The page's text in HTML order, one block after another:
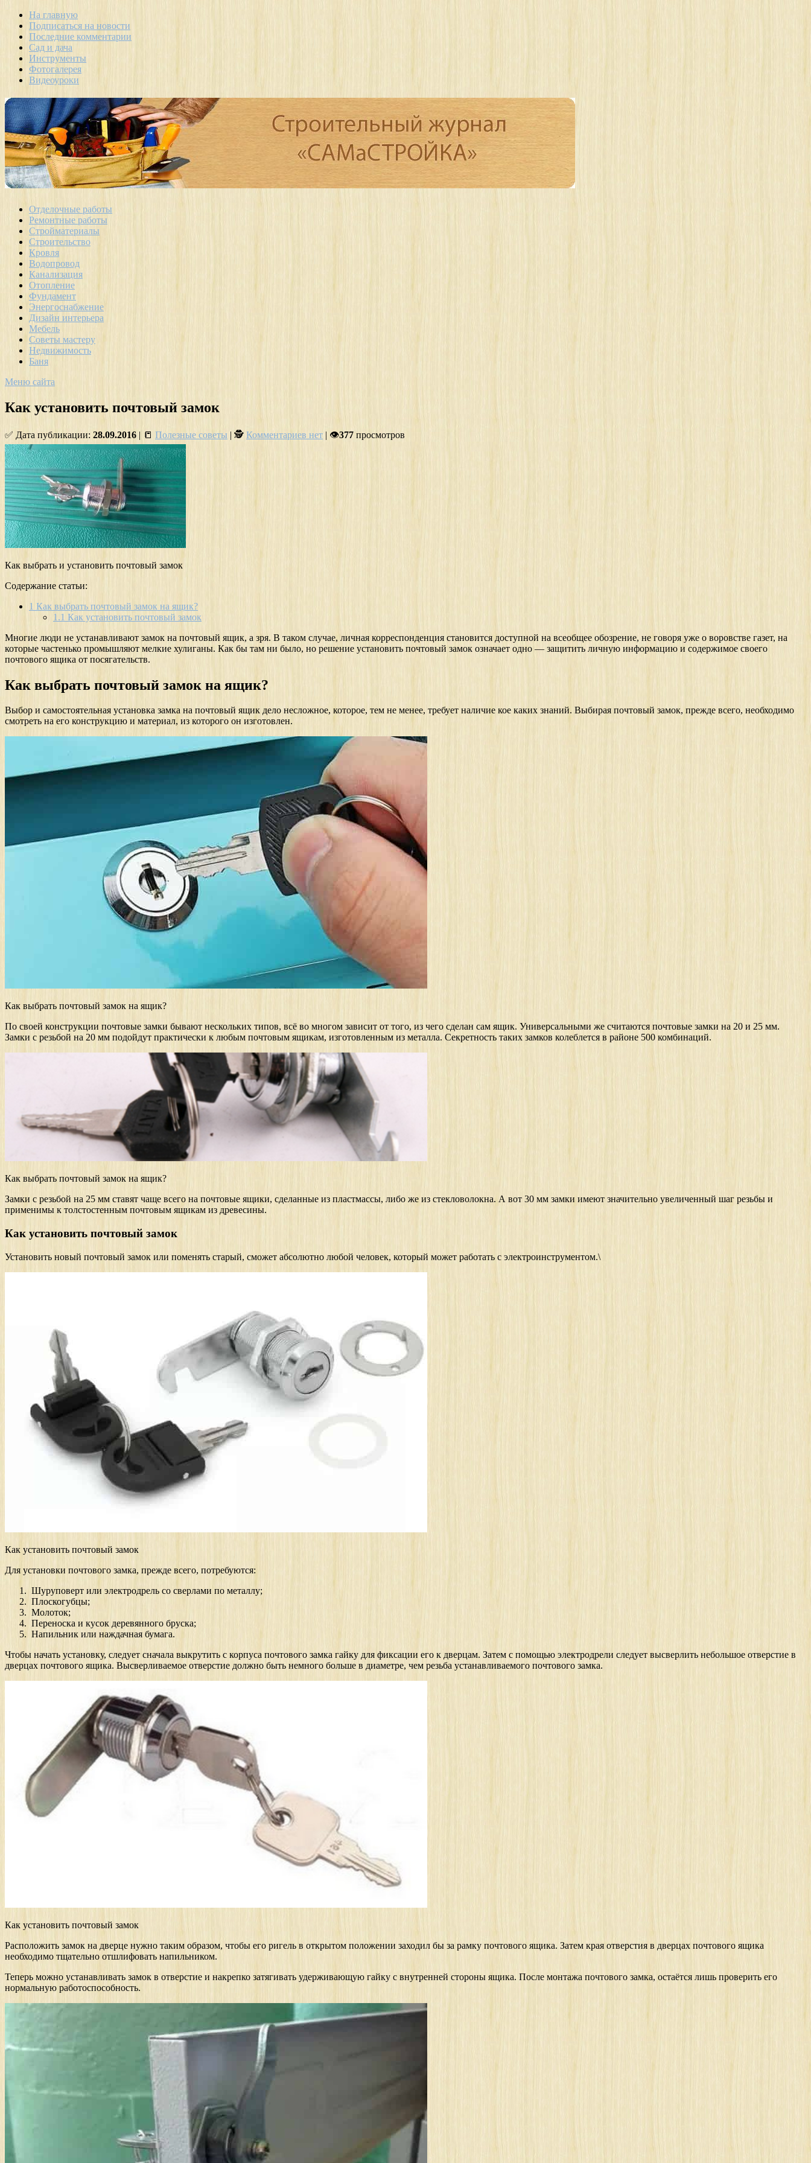
На главную
Подписаться на новости
Последние комментарии
Сад и дача
Инструменты
Фотогалерея
Видеоуроки
Отделочные работы
Ремонтные работы
Стройматериалы
Строительство
Кровля
Водопровод
Канализация
Отопление
Фундамент
Энергоснабжение
Дизайн интерьера
Мебель
Советы мастеру
Недвижимость
Баня
Меню сайта
Как установить почтовый замок
✅ Дата публикации: 28.09.2016 | 📒 Полезные советы | 🕵 Комментариев нет | 👁377 просмотров
Как выбрать и установить почтовый замок
Содержание статьи:
1 Как выбрать почтовый замок на ящик?
1.1 Как установить почтовый замок
Многие люди не устанавливают замок на почтовый ящик, а зря. В таком случае, личная корреспонденция становится доступной на всеобщее обозрение, не говоря уже о воровстве газет, на
которые частенько промышляют мелкие хулиганы. Как бы там ни было, но решение установить почтовый замок означает одно — защитить личную информацию и содержимое своего
почтового ящика от посягательств.
Как выбрать почтовый замок на ящик?
Выбор и самостоятельная установка замка на почтовый ящик дело несложное, которое, тем не менее, требует наличие кое каких знаний. Выбирая почтовый замок, прежде всего, необходимо
смотреть на его конструкцию и материал, из которого он изготовлен.
Как выбрать почтовый замок на ящик?
По своей конструкции почтовые замки бывают нескольких типов, всё во многом зависит от того, из чего сделан сам ящик. Универсальными же считаются почтовые замки на 20 и 25 мм.
Замки с резьбой на 20 мм подойдут практически к любым почтовым ящикам, изготовленным из металла. Секретность таких замков колеблется в районе 500 комбинаций.
Как выбрать почтовый замок на ящик?
Замки с резьбой на 25 мм ставят чаще всего на почтовые ящики, сделанные из пластмассы, либо же из стекловолокна. А вот 30 мм замки имеют значительно увеличенный шаг резьбы и
применимы к толстостенным почтовым ящикам из древесины.
Как установить почтовый замок
Установить новый почтовый замок или поменять старый, сможет абсолютно любой человек, который может работать с электроинструментом.\
Как установить почтовый замок
Для установки почтового замка, прежде всего, потребуются:
Шуруповерт или электродрель со сверлами по металлу;
Плоскогубцы;
Молоток;
Переноска и кусок деревянного бруска;
Напильник или наждачная бумага.
Чтобы начать установку, следует сначала выкрутить с корпуса почтового замка гайку для фиксации его к дверцам. Затем с помощью электродрели следует высверлить небольшое отверстие в
дверцах почтового ящика. Высверливаемое отверстие должно быть немного больше в диаметре, чем резьба устанавливаемого почтового замка.
Как установить почтовый замок
Расположить замок на дверце нужно таким образом, чтобы его ригель в открытом положении заходил бы за рамку почтового ящика. Затем края отверстия в дверцах почтового ящика
необходимо тщательно отшлифовать напильником.
Теперь можно устанавливать замок в отверстие и накрепко затягивать удерживающую гайку с внутренней стороны ящика. После монтажа почтового замка, остаётся лишь проверить его
нормальную работоспособность.